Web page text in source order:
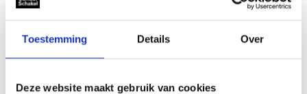
Toestemming Details Over
Deze website maakt gebruik van cookies